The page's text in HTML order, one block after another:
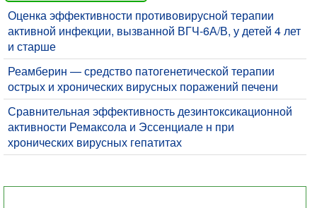
Оценка эффективности противовирусной терапии
активной инфекции, вызванной ВГЧ-6А/В, у детей 4 лет
и старше
​Реамберин — средство патогенетической терапии
острых и хронических вирусных поражений печени
Сравнительная эффективность дезинтоксикационной
активности Ремаксола и Эссенциале н при
хронических вирусных гепатитах